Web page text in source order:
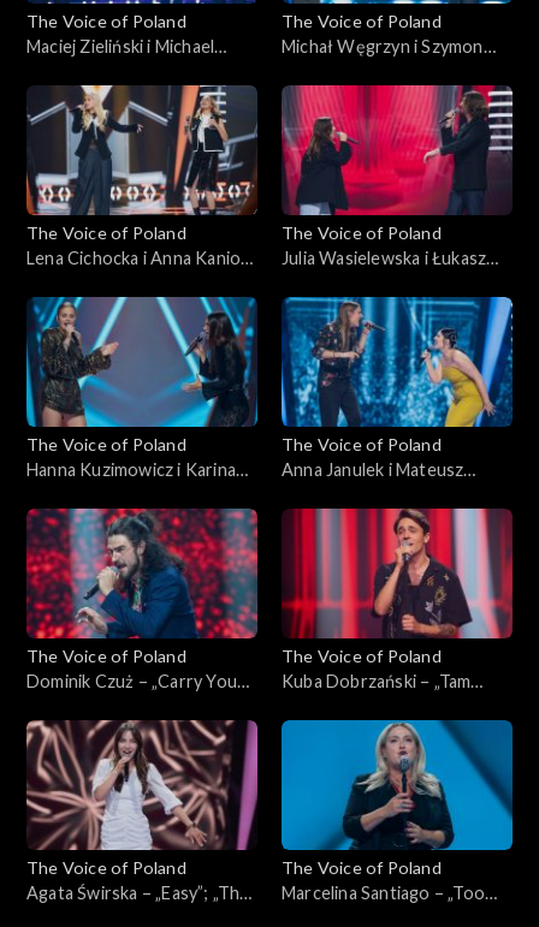
The Voice of Poland
Maciej Zieliński i Michael
of Poland”, Bitwy, 11
października 2025
The Voice of Poland
Michał Węgrzyn i Szymon
Voice of Poland”, Bitwy, 11
października 2025
The Voice of Poland
Lena Cichocka i Anna Kaniok
Poland”, Bitwy, 11
października 2025
The Voice of Poland
Julia Wasielewska i Łukasz
Voice of Poland”, Bitwy, 11
października 2025
The Voice of Poland
Hanna Kuzimowicz i Karina
You Now”; „The Voice of
Poland”, Bitwy, 11
października 2025
The Voice of Poland
Anna Janulek i Mateusz
Voice of Poland”, Bitwy, 11
października 2025
The Voice of Poland
Dominik Czuż – „Carry You
Poland”, Przesłuchania w
ciemno, 4 października 2025
The Voice of Poland
Kuba Dobrzański – „Tam
of Poland”, Przesłuchania w
ciemno, 4 października 2025
The Voice of Poland
Agata Świrska – „Easy”; „The
The Voice of Poland
Marcelina Santiago – „Too